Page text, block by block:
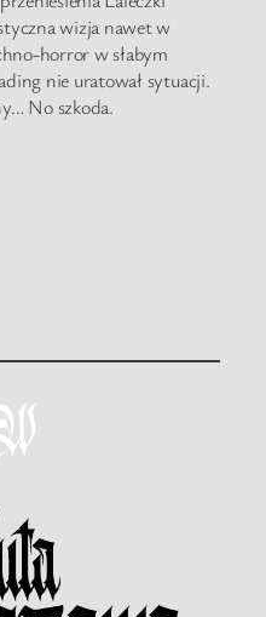
wizja nawet w
horror w słabym
nie uratował sytuacji.
No szkoda.